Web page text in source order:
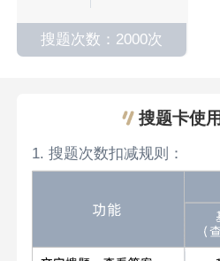
搜题次数：2000次
搜题卡使
1. 搜题次数扣减规则：